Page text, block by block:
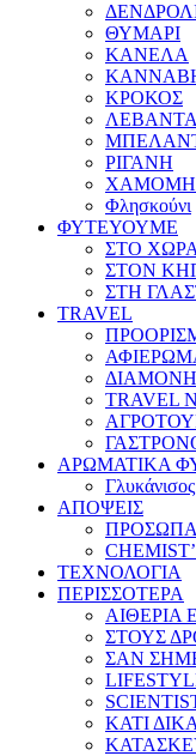
ΘΥΜΑΡΙ
ΚΑΝΕΛΑ
ΚΡΟΚΟΣ
ΛΕΒΑΝΤΑ
ΡΙΓΑΝΗ
Φλησκούνι
ΦΥΤΕΥΟΥΜΕ
ΣΤΟ
ΣΤΟΝ
ΣΤΗ
TRAVEL
ΔΙΑΜΟΝΗ
TRAVEL
ΑΡΩΜΑΤΙΚΑ
Γλυκάνισος
ΑΠΟΨΕΙΣ
ΠΡΟΣΩΠΑ
ΤΕΧΝΟΛΟΓΙΑ
ΠΕΡΙΣΣΟΤΕΡΑ
ΑΙΘΕΡΙΑ
ΣΤΟΥΣ
ΣΑΝ
ΚΑΤΙ